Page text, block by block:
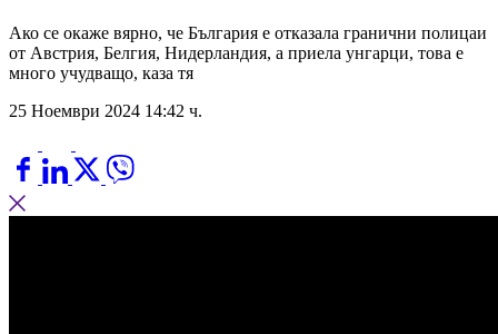
Ако се окаже вярно, че България е отказала гранични полицаи
от Австрия, Белгия, Нидерландия, а приела унгарци, това е
много учудващо, каза тя
25 Ноември 2024 14:42 ч.